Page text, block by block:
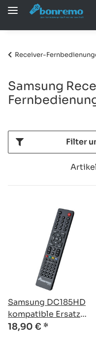
Receiver-
Samsung
Filter
Samsung DC185HD
kompatible Ersatz
Fernbedienung
18,90 € *